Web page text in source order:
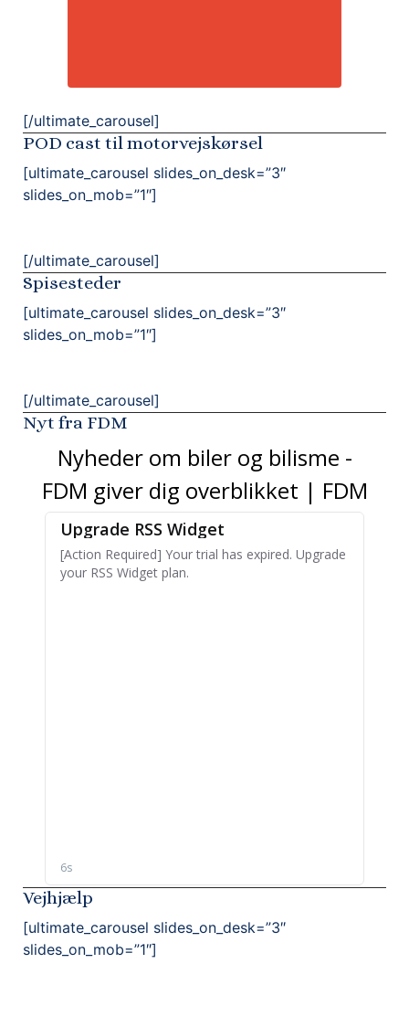
[/ultimate_carousel]
POD cast til motorvejskørsel
[ultimate_carousel slides_on_desk=”3″
slides_on_mob=”1″]
[/ultimate_carousel]
Spisesteder
[ultimate_carousel slides_on_desk=”3″
slides_on_mob=”1″]
[/ultimate_carousel]
Nyt fra FDM
Vejhjælp
[ultimate_carousel slides_on_desk=”3″
slides_on_mob=”1″]